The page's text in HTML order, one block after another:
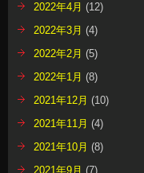
2022年4月 (12)
2022年3月 (4)
2022年2月 (5)
2022年1月 (8)
2021年12月 (10)
2021年11月 (4)
2021年10月 (8)
2021年9月 (7)